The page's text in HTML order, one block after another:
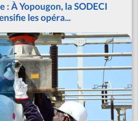
: À Yopougon, la SODECI
les opéra...